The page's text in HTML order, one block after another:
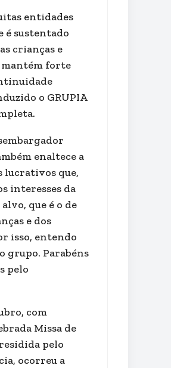
entidades
é sustentado
crianças e
mantém forte
o GRUPIA
enaltece a
lucrativos que,
interesses da
que é o de
e dos
isso, entendo
grupo. Parabéns
pelo
com
Missa de
pelo
ocorreu a